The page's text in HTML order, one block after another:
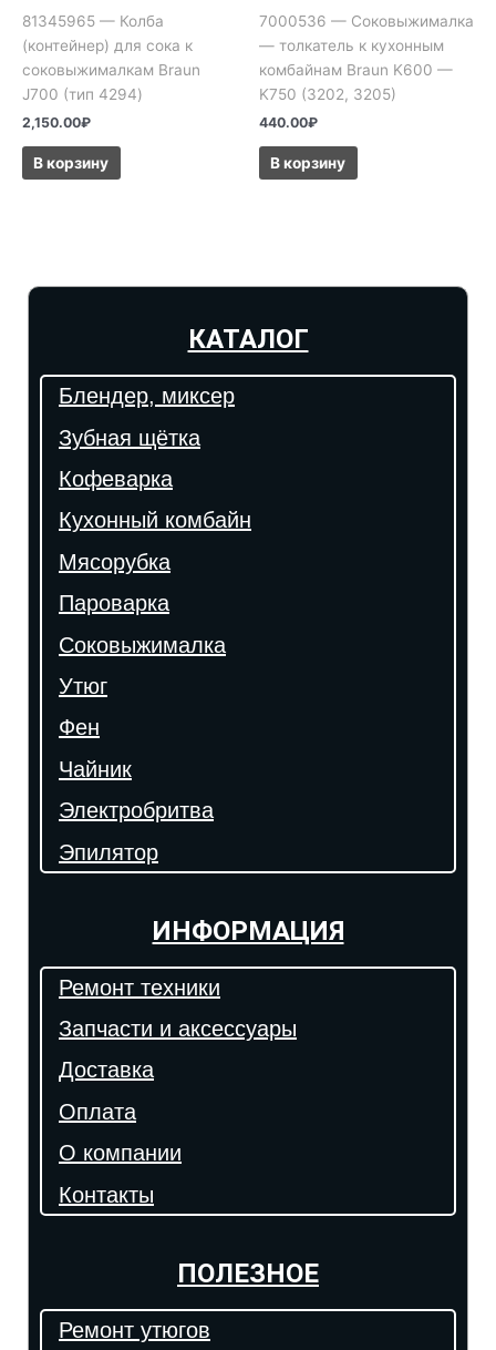
81345965 — Колба
(контейнер) для сока к
соковыжималкам Braun
J700 (тип 4294)
2,150.00₽
В корзину
7000536 — Соковыжималка
— толкатель к кухонным
комбайнам Braun K600 —
K750 (3202, 3205)
440.00₽
В корзину
КАТАЛОГ
Блендер, миксер
Зубная щётка
Кофеварка
Кухонный комбайн
Мясорубка
Пароварка
Соковыжималка
Утюг
Фен
Чайник
Электробритва
Эпилятор
ИНФОРМАЦИЯ
Ремонт техники
Запчасти и аксессуары
Доставка
Оплата
О компании
Контакты
ПОЛЕЗНОЕ
Ремонт утюгов